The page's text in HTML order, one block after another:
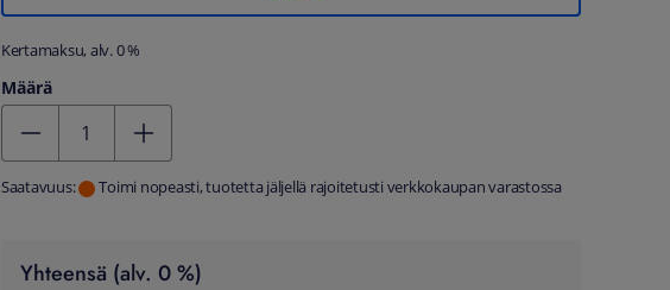
Kertamaksu, alv. 0 %
Määrä
Saatavuus: Toimi nopeasti, tuotetta jäljellä rajoitetusti verkkokaupan varastossa
Yhteensä (alv. 0 %)